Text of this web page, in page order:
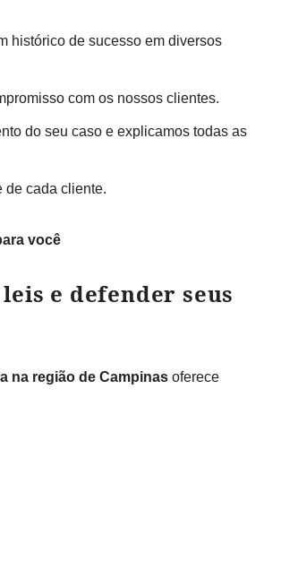
histórico de sucesso em diversos
com os nossos clientes.
do seu caso e explicamos todas as
de cada cliente.
você
e defender seus
na região de Campinasoferece